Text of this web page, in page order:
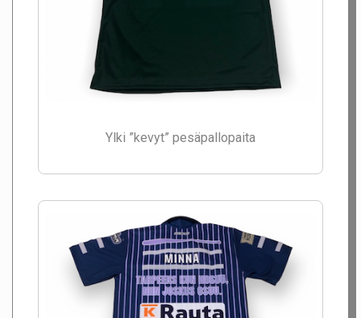
Ylki ”kevyt” pesäpallopaita